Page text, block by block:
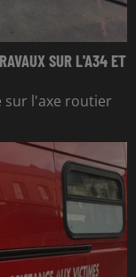
SUR L'A34 ET
sur l'axe routier